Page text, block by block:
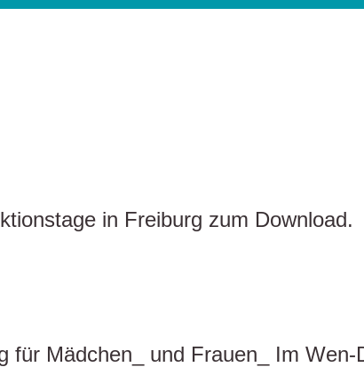
in Freiburg zum Download.
für Mädchen_ und Frauen_ Im